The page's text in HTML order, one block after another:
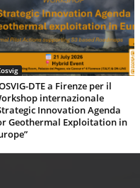
DTE a Firenze per il
internazionale
Innovation Agenda
Geothermal Exploitation in